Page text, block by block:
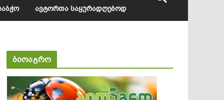
ᲐᲕᲢᲝᲠᲗᲐ ᲡᲐᲧᲣᲠᲐᲓᲦᲔᲑᲝᲓ
ბიოაგრო